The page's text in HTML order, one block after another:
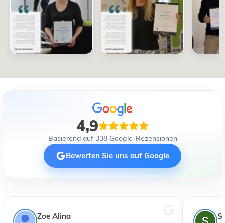
4,9
Basierend auf 338 Google-Rezensionen
Bewerten Sie uns auf Google
Zoe Alina